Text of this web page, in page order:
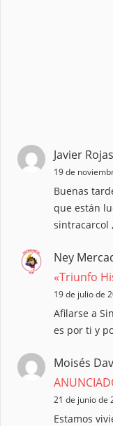
Javier Rojas
19 de
Buenas
que están
sintracarcol
Ney
«Triunfo
19 de julio de
Afilarse a
es por ti y
Moisés
21 de junio de
Estamos